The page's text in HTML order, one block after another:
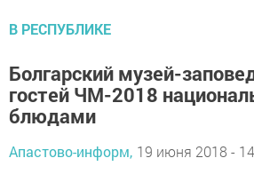
В РЕСПУБЛИКЕ
Болгарский музей-
гостей ЧМ-2018
блюдами
Апастово-информ, 19 июня 2018 -